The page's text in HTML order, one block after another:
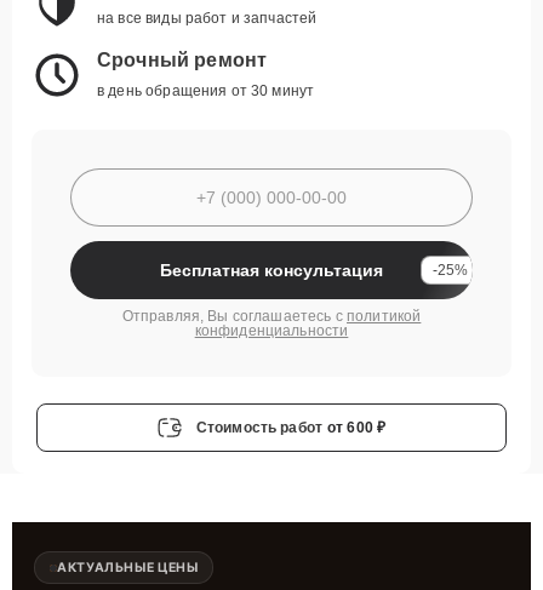
на все виды работ и запчастей
Срочный ремонт
в день обращения от 30 минут
Бесплатная консультация -25%
Отправляя, Вы соглашаетесь с политикой
конфиденциальности
Стоимость работ от 600 ₽
АКТУАЛЬНЫЕ ЦЕНЫ